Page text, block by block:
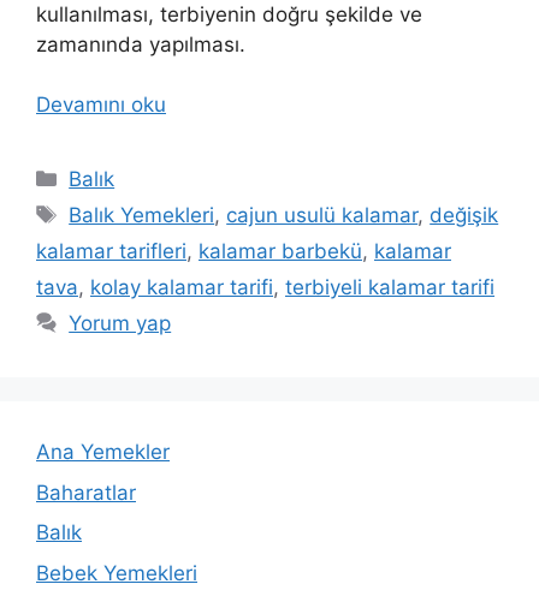
kullanılması, terbiyenin doğru şekilde ve
zamanında yapılması.
Devamını oku
Kategoriler
Balık
Etiketler
Balık Yemekleri, cajun usulü kalamar, değişik
kalamar tarifleri, kalamar barbekü, kalamar
tava, kolay kalamar tarifi, terbiyeli kalamar tarifi
Yorum yap
Ana Yemekler
Baharatlar
Balık
Bebek Yemekleri